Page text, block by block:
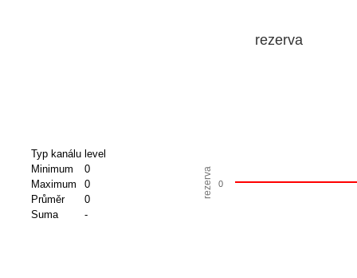
Typ kanálu level
Minimum
0
Maximum
0
Průměr
0
Suma
-
rezerva
rezerva
0